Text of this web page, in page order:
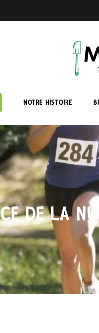
NOTRE HISTOIRE
DE LA